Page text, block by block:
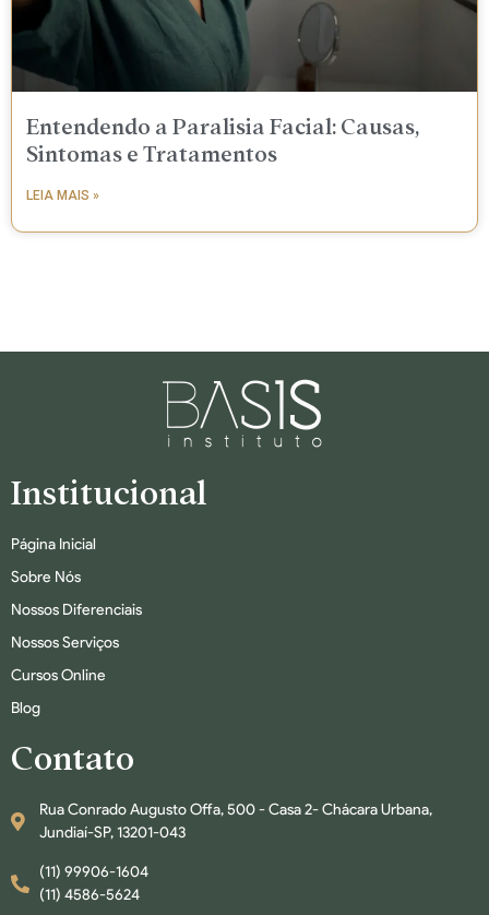
Entendendo a Paralisia Facial: Causas,
Sintomas e Tratamentos
LEIA MAIS »
Institucional
Página Inicial
Sobre Nós
Nossos Diferenciais
Nossos Serviços
Cursos Online
Blog
Contato
Rua Conrado Augusto Offa, 500 - Casa 2- Chácara Urbana,
Jundiaí-SP, 13201-043
(11) 99906-1604
(11) 4586-5624